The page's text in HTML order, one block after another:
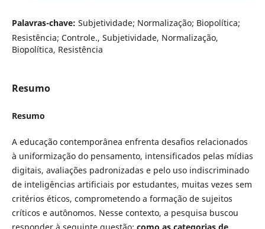
Palavras-chave: Subjetividade; Normalização; Biopolítica;
Resistência; Controle., Subjetividade, Normalização,
Biopolítica, Resistência
Resumo
Resumo
A educação contemporânea enfrenta desafios relacionados
à uniformização do pensamento, intensificados pelas mídias
digitais, avaliações padronizadas e pelo uso indiscriminado
de inteligências artificiais por estudantes, muitas vezes sem
critérios éticos, comprometendo a formação de sujeitos
críticos e autônomos. Nesse contexto, a pesquisa buscou